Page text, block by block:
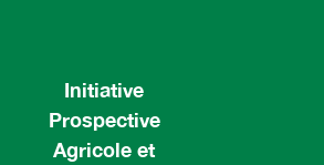
Initiative
Prospective
Agricole et